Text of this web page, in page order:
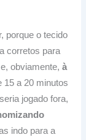
porque o tecido
corretos para
e, obviamente,à
15 a 20 minutos
jogado fora,
indo para a